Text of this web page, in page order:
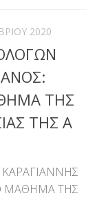
2020
ΤΗΣ
ΤΗΣ Α
ΜΑΘΗΜΑ ΤΗΣ